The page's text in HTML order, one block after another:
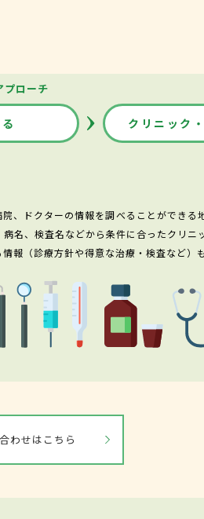
プローチ
クリニック
、ドクターの情報を調べることができる
、検査名などから条件に合ったクリニ
報（診療方針や得意な治療・検査など）も
わせはこちら